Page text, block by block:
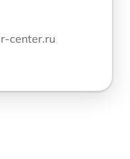
center.ru